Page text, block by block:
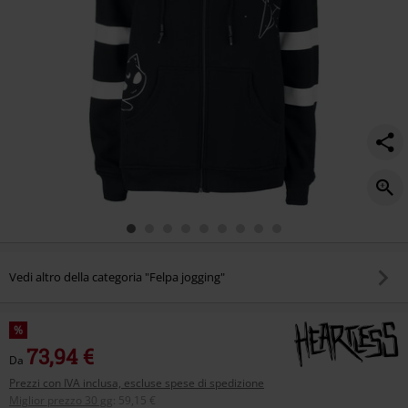
Vedi altro della categoria "Felpa jogging"
%
Da 73,94 €
Prezzi con IVA inclusa, escluse spese di spedizione
Miglior prezzo 30 gg
59,15 €